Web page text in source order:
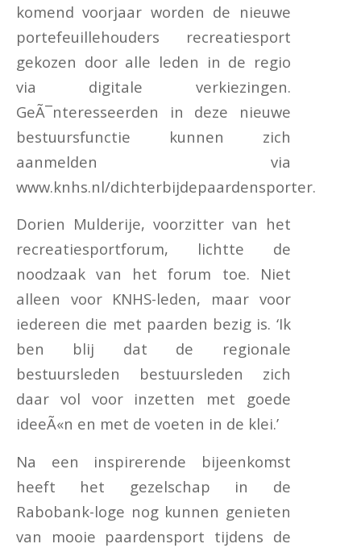
komend voorjaar worden de nieuwe
portefeuillehouders recreatiesport
gekozen door alle leden in de regio
via digitale verkiezingen.
GeÃ¯nteresseerden in deze nieuwe
bestuursfunctie kunnen zich
aanmelden via
www.knhs.nl/dichterbijdepaardensporter.
Dorien Mulderije, voorzitter van het
recreatiesportforum, lichtte de
noodzaak van het forum toe. Niet
alleen voor KNHS-leden, maar voor
iedereen die met paarden bezig is. ‘Ik
ben blij dat de regionale
bestuursleden bestuursleden zich
daar vol voor inzetten met goede
ideeÃ«n en met de voeten in de klei.’
Na een inspirerende bijeenkomst
heeft het gezelschap in de
Rabobank-loge nog kunnen genieten
van mooie paardensport tijdens de